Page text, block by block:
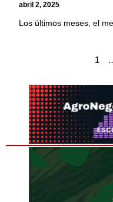
abril 2, 2025
Los últimos meses, el
1